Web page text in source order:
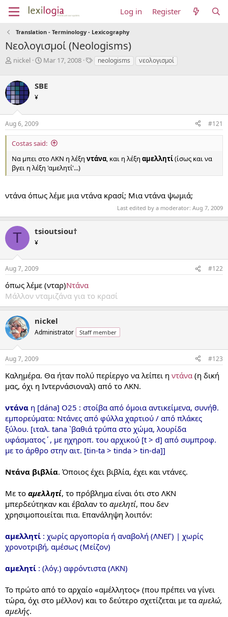
Log in Register
Translation - Terminology - Lexicography
Νεολογισμοί (Neologisms)
T
e
a
d
s
t
a
r
e
r
nickel
S
r
a
e
Mar 17, 2008
Tneologisms νεολογισμοί
SBE
¥
Aug 6, 2009 #121
Costas said:
Να μπει στο ΛΚΝ η λέξη ντάνα , και η λέξη αμελλητί(ίσως και να
βγει η λέξη 'αμελητί'...)
ντάνα όπως λέμε μια ντάνα κρασί; Μια ντάνα ψωμιά;
Last edited by a moderator: Aug 7, 2009
T tsioutsiou†
¥
Aug 7, 2009 #122
όπως λέμε (νταρ)Ντάνα
Μάλλον νταμιζάνα για το κρασί
nickel
Administrator Staff member
Aug 7, 2009 #123
Καλημέρα. Θα ήταν πολύ περίεργο να λείπει η ντάνα (η δική
μας, όχι η Ιντερνάσιοναλ) από το ΛΚΝ.
ντάνα η [dána] O25 : στοίβα από όμοια αντικείμενα, συνήθ.
εμπορεύματα: Ντάνες από φύλλα χαρτιού / από πλάκες
ξύλου. [ιταλ. tana `βαθιά τρύπα στο χώμα, λουρίδα
υφάσματος΄, με ηχηροπ. του αρχικού [t > d] από συμπροφ.
με το άρθρο στην αιτ. [tin-ta > tinda > tin-da]]
Ντάνα βιβλία. Όποιος έχει βιβλία, έχει και ντάνες.
Με το αμελλητί, το πρόβλημα είναι ότι στο ΛΚΝ
μπερδεύτηκαν και έβαλαν το αμελητί, που δεν
χρησιμοποιείται πια. Επανάληψη λοιπόν:
αμελλητί : χωρίς αργοπορία ή αναβολή (ΛΝΕΓ) | χωρίς
χρονοτριβή, αμέσως (Μείζον)
αμελητί : (λόγ.) αφρόντιστα (ΛΚΝ)
Το πρώτο από το αρχαίο «αμέλλητος» (που πρέπει να γίνει
τώρα, όχι στο μέλλον) και το δεύτερο σχετίζεται με τα αμελώ,
αμελής.